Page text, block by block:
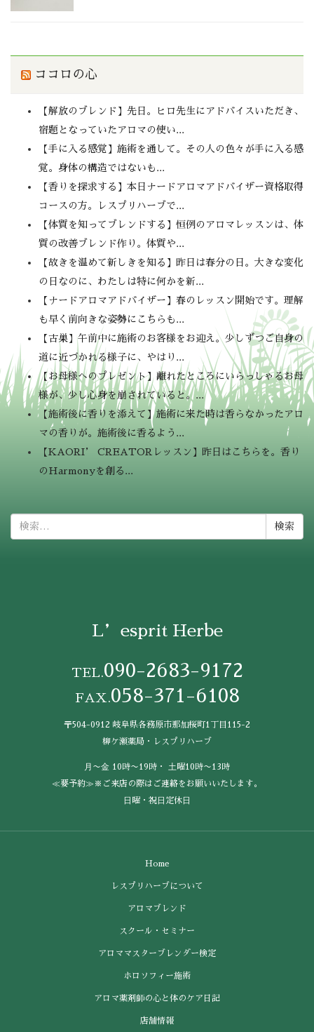
ココロの心
【解放のブレンド】先日。ヒロ先生にアドバイスいただき、
宿題となっていたアロマの使い...
【手に入る感覚】施術を通して。その人の色々が手に入る感
覚。身体の構造ではないも...
【香りを探求する】本日ナードアロマアドバイザー資格取得
コースの方。レスプリハーブで...
【体質を知ってブレンドする】恒例のアロマレッスンは、体
質の改善ブレンド作り。体質や...
【故きを温めて新しきを知る】昨日は春分の日。大きな変化
の日なのに、わたしは特に何かを新...
【ナードアロマアドバイザー】春のレッスン開始です。理解
も早く前向きな姿勢にこちらも...
【古巣】午前中に施術のお客様をお迎え。少しずつご自身の
道に近づかれる様子に、やはり...
【お母様へのプレゼント】離れたところにいらっしゃるお母
様が、少し心身を崩されていると。...
【施術後に香りを添えて】施術に来た時は香らなかったアロ
マの香りが。施術後に香るよう...
【KAORI’ CREATORレッスン】昨日はこちらを。香り
のHarmonyを創る...
索:
L’esprit Herbe
TEL.090-2683-9172
FAX.058-371-6108
〒504-0912 岐阜県各務原市那加桜町1丁目115-2
柳ケ瀬薬局・レスプリハーブ
⽉〜⾦ 10時〜19時・ ⼟曜10時〜13時
≪要予約≫※ご来店の際はご連絡をお願いいたします。
⽇曜・祝⽇定休⽇
Home
レスプリハーブについて
アロマブレンド
スクール・セミナー
アロママスターブレンダー検定
ホロソフィー施術
アロマ薬剤師の心と体のケア日記
店舗情報